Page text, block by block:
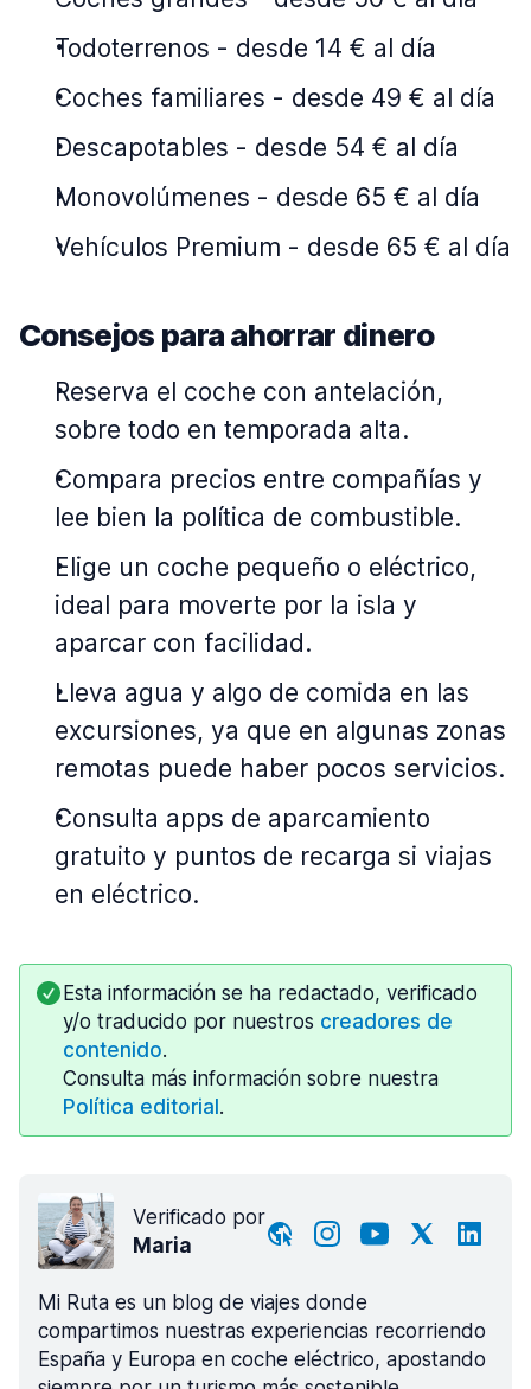
Todoterrenos - desde 14 € al día
Coches familiares - desde 49 € al día
Descapotables - desde 54 € al día
Monovolúmenes - desde 65 € al día
Vehículos Premium - desde 65 € al día
Consejos para ahorrar dinero
Reserva el coche con antelación,
sobre todo en temporada alta.
Compara precios entre compañías y
lee bien la política de combustible.
Elige un coche pequeño o eléctrico,
ideal para moverte por la isla y
aparcar con facilidad.
Lleva agua y algo de comida en las
excursiones, ya que en algunas zonas
remotas puede haber pocos servicios.
Consulta apps de aparcamiento
gratuito y puntos de recarga si viajas
en eléctrico.
Esta información se ha redactado, verificado
y/o traducido por nuestros creadores de
contenido.
Consulta más información sobre nuestra
Política editorial .
Verificado por
Maria
Mi Ruta es un blog de viajes donde
compartimos nuestras experiencias recorriendo
España y Europa en coche eléctrico, apostando